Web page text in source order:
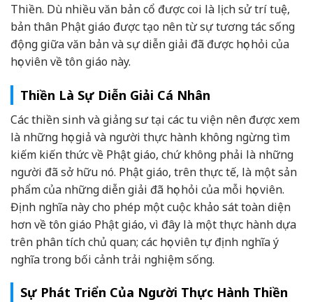
Thiền. Dù nhiều văn bản cổ được coi là lịch sử trí tuệ,
bản thân Phật giáo được tạo nên từ sự tương tác sống
động giữa văn bản và sự diễn giải đã được học hỏi của
học viên về tôn giáo này.
Thiền Là Sự Diễn Giải Cá Nhân
Các thiền sinh và giảng sư tại các tu viện nên được xem
là những học giả và người thực hành không ngừng tìm
kiếm kiến thức về Phật giáo, chứ không phải là những
người đã sở hữu nó. Phật giáo, trên thực tế, là một sản
phẩm của những diễn giải đã học hỏi của mỗi học viên.
Định nghĩa này cho phép một cuộc khảo sát toàn diện
hơn về tôn giáo Phật giáo, vì đây là một thực hành dựa
trên phân tích chủ quan; các học viên tự định nghĩa ý
nghĩa trong bối cảnh trải nghiệm sống.
Sự Phát Triển Của Người Thực Hành Thiền